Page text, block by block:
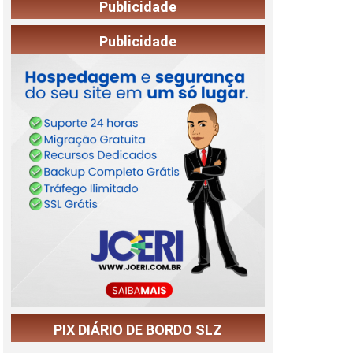
Publicidade
Publicidade
PIX DIÁRIO DE BORDO SLZ